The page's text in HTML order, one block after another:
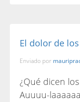
El dolor de
Enviado por
¿Qué dicen
Auuuu-laaaaaa